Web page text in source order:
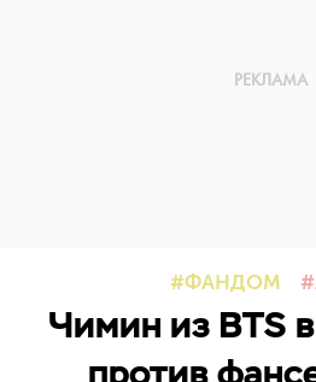
ФАНДОМ
Чимин из BTS